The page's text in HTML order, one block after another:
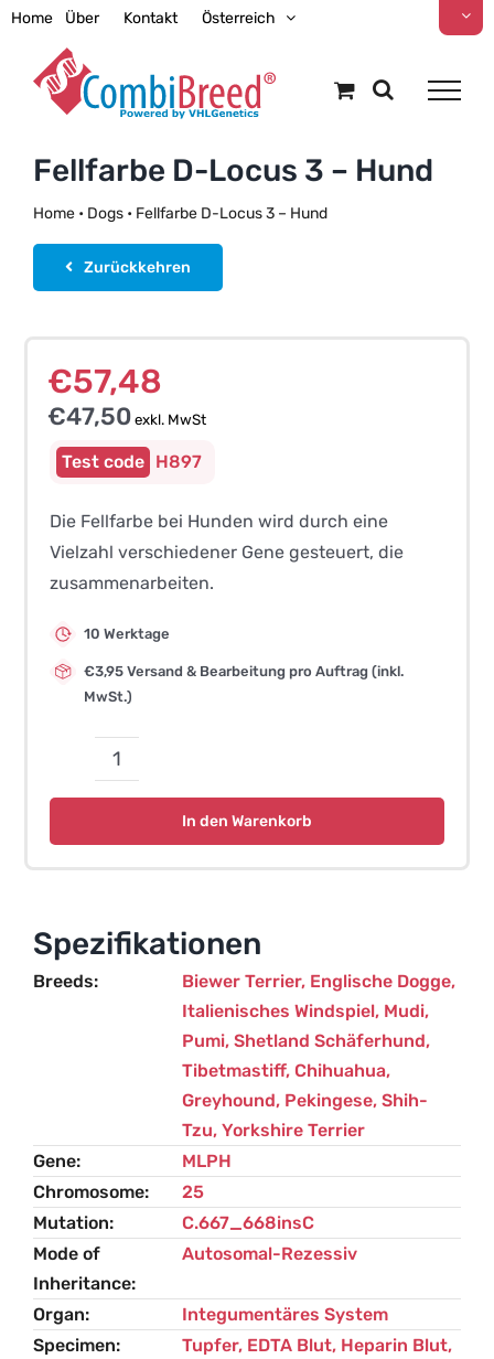
Zum
springen
Home Über Kontakt Österreich
Fellfarbe D-Locus 3 – Hund
Home• Dogs• Fellfarbe D-Locus 3 – Hund
Zurückkehren
€57,48
€47,50exkl. MwSt
H897
Die Fellfarbe bei Hunden wird durch eine
Vielzahl verschiedener Gene gesteuert, die
zusammenarbeiten.
10 Werktage
€3,95 Versand & Bearbeitung pro Auftrag (inkl.
MwSt.)
Fellfarbe
D-
Hund
Menge
In den Warenkorb
Spezifikationen
Breeds Biewer Terrier, Englische Dogge,
Italienisches Windspiel, Mudi,
Pumi, Shetland Schäferhund,
Tibetmastiff, Chihuahua,
Greyhound, Pekingese, Shih-
Tzu, Yorkshire Terrier
Gene
MLPH
Chromosome
25
Mutation
C.667_668insC
Mode of
Inheritance
Autosomal-Rezessiv
Organ
Integumentäres System
Specimen
Tupfer, EDTA Blut, Heparin Blut,